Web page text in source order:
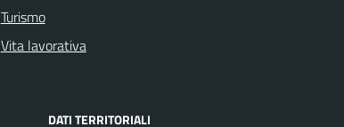
Turismo
Vita lavorativa
DATI TERRITORIALI